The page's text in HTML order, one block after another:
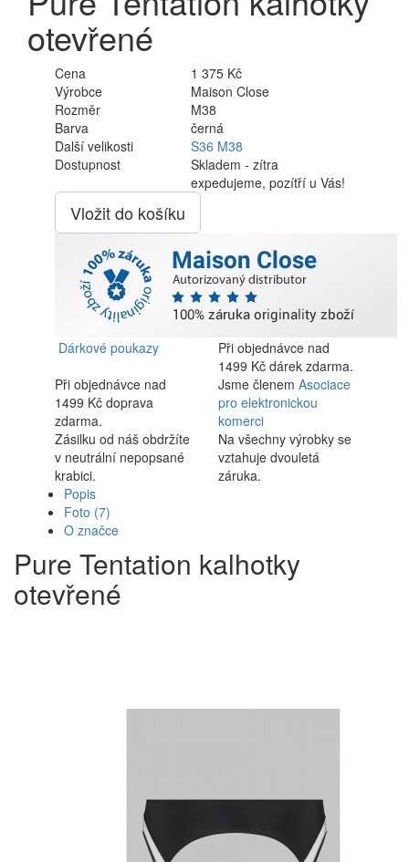
otevřené
Cena
1 375 Kč
Výrobce
Maison Close
Rozměr
M38
Barva
černá
Další velikosti
S36 M38
Dostupnost
Skladem - zítra
expedujeme, pozítří u Vás!
Vložit do košíku
Dárkové poukazy
Při objednávce nad
1499 Kč dárek zdarma.
Při objednávce nad
1499 Kč doprava
zdarma.
Jsme členem Asociace
pro elektronickou
komerci
Zásilku od náš obdržíte
v neutrální nepopsané
krabici.
Na všechny výrobky se
vztahuje dvouletá
záruka.
Popis
Foto (7)
O značce
Pure Tentation kalhotky
otevřené